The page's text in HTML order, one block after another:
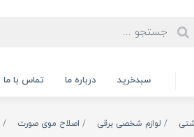
سبدخرید درباره ما تماس با ما
لوازم شخصی برقی اصلاح موی صورت